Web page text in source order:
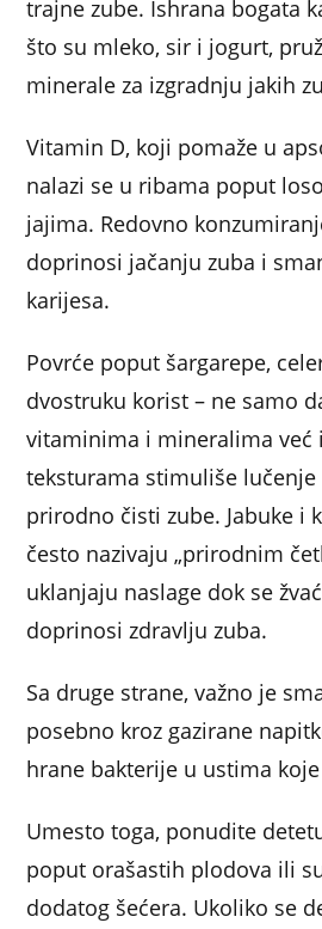
trajne zube. Ishrana bogata
što su mleko, sir i jogurt,
minerale za izgradnju jakih
Vitamin D, koji pomaže u
nalazi se u ribama poput
jajima. Redovno
doprinosi jačanju zuba i
karijesa.
Povrće poput šargarepe,
dvostruku korist – ne samo
vitaminima i mineralima već
teksturama stimuliše lučenje
prirodno čisti zube. Jabuke i
često nazivaju „prirodnim
uklanjaju naslage dok se
doprinosi zdravlju zuba.
Sa druge strane, važno je
posebno kroz gazirane
hrane bakterije u ustima
Umesto toga, ponudite
poput orašastih plodova ili
dodatog šećera. Ukoliko se